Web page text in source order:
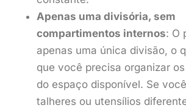
Apenas uma divisória, sem
compartimentos internos: O
apenas uma única divisão, o
que você precisa organizar
do espaço disponível. Se
talheres ou utensílios